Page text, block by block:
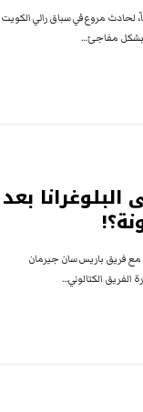
البطل القطري عبد العزيز الكواري 42 عاماً، لحادث مروع في سباق رالي الكويت
بشكل مفاجئ…
بعد
مع فريق باريس سان جيرمان
الفريق الكتالوني…